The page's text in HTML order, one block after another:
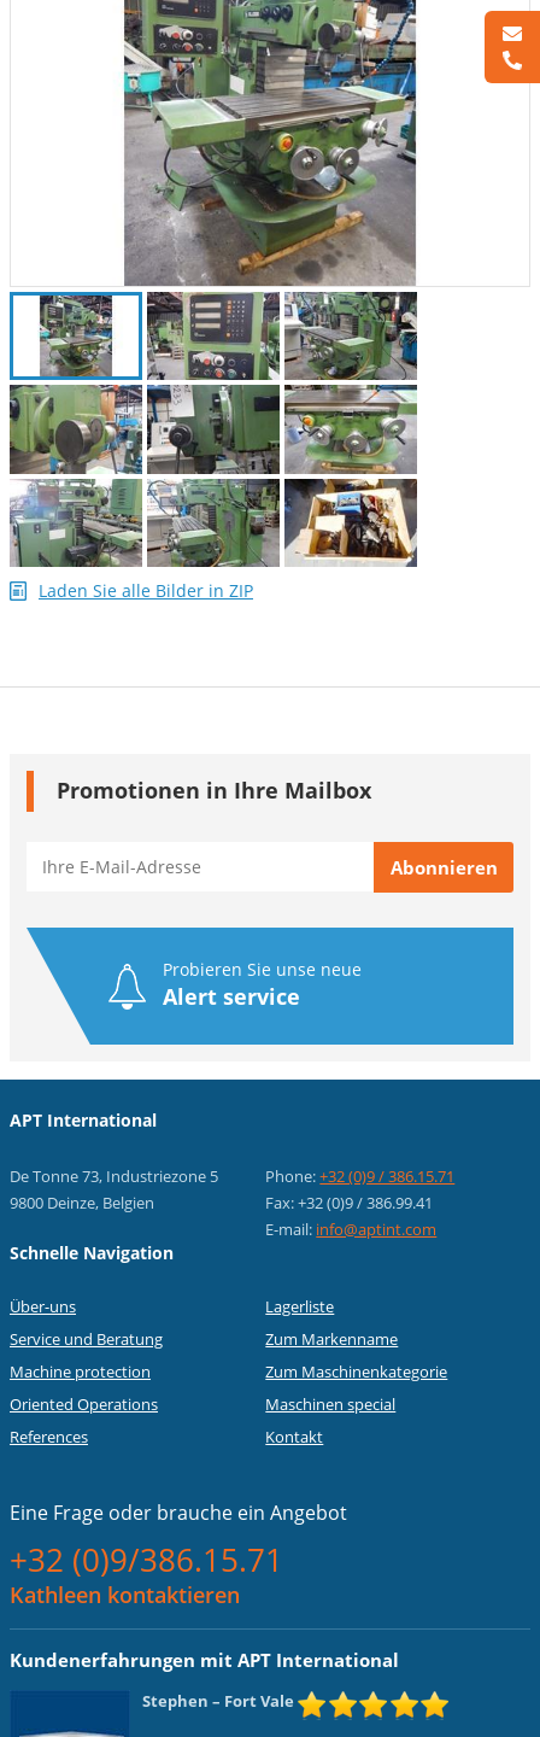
Laden Sie alle Bilder in ZIP
Promotionen in Ihre Mailbox
Probieren Sie unse neue
Alert service
APT International
De Tonne 73, Industriezone 5
9800 Deinze, Belgien
Phone:+32 (0)9 / 386.15.71
Fax: +32 (0)9 / 386.99.41
E-mail: info@aptint.com
Schnelle Navigation
Über-uns
Service und Beratung
Machine protection
Oriented Operations
References
Lagerliste
Zum Markenname
Zum Maschinenkategorie
Maschinen special
Kontakt
Eine Frage oder brauche ein Angebot
+32 (0)9/386.15.71
Kathleen kontaktieren
Kundenerfahrungen mit APT International
Stephen – Fort Vale